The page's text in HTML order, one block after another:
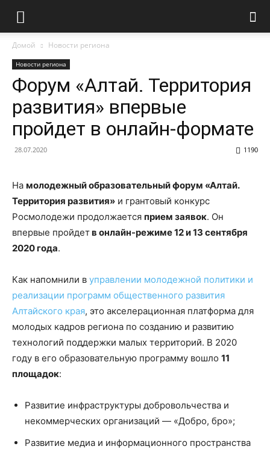
Домой Новости региона
Новости региона
Форум «Алтай. Территория
развития» впервые
пройдет в онлайн-формате
28.07.2020 1190
На молодежный образовательный форум «Алтай.
Территория развития» и грантовый конкурс
Росмолодежи продолжается прием заявок. Он
впервые пройдетв онлайн-режиме 12 и 13 сентября
2020 года.
Как напомнили в управлении молодежной политики и
реализации программ общественного развития
Алтайского края, это акселерационная платформа для
молодых кадров региона по созданию и развитию
технологий поддержки малых территорий. В 2020
году в его образовательную программу вошло 11
площадок:
Развитие инфраструктуры добровольчества и
некоммерческих организаций — «Добро, бро»;
Развитие медиа и информационного пространства